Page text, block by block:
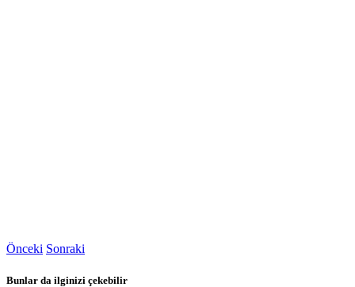
Önceki Sonraki
Bunlar da ilginizi çekebilir